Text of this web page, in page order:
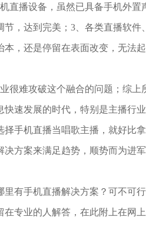
直播设备，虽然已具备手机外
节，达到完美；3、各类直播软
本，还是停留在表面改变，无法
很难攻破这个融合的问题；综
快速发展的时代，特别是主播行
择手机直播当唱歌主播，就好比
决方案来满足趋势，顺势而为进
手机直播解决方案？可不可行
在专业的人解答，在此附上在网